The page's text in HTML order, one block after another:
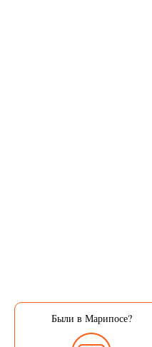
Были в Марипосе?